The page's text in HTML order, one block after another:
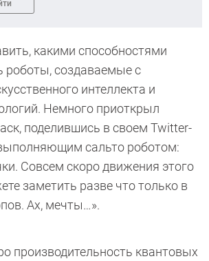
какими способностями
роботы, создаваемые с
интеллекта и
Немного приоткрыл
поделившись в своем Twitter-
сальто роботом:
Совсем скоро движения этого
заметить разве что только в
Ах, мечты…».
производительность квантовых